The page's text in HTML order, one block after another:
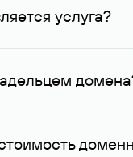
услуга?
в
его